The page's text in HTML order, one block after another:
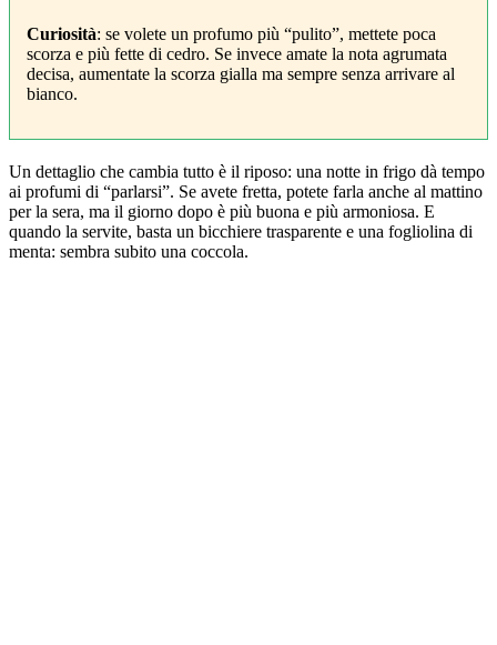
Curiosità: se volete un profumo più “pulito”, mettete poca
scorza e più fette di cedro. Se invece amate la nota agrumata
decisa, aumentate la scorza gialla ma sempre senza arrivare al
bianco.
Un dettaglio che cambia tutto è il riposo: una notte in frigo dà tempo
ai profumi di “parlarsi”. Se avete fretta, potete farla anche al mattino
per la sera, ma il giorno dopo è più buona e più armoniosa. E
quando la servite, basta un bicchiere trasparente e una fogliolina di
menta: sembra subito una coccola.